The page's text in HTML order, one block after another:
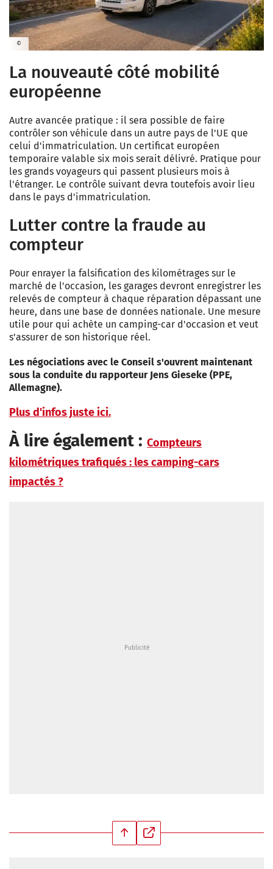
©
La nouveauté côté mobilité
européenne
Autre avancée pratique : il sera possible de faire
contrôler son véhicule dans un autre pays de l'UE que
celui d'immatriculation. Un certificat européen
temporaire valable six mois serait délivré. Pratique pour
les grands voyageurs qui passent plusieurs mois à
l'étranger. Le contrôle suivant devra toutefois avoir lieu
dans le pays d'immatriculation.
Lutter contre la fraude au
compteur
Pour enrayer la falsification des kilométrages sur le
marché de l'occasion, les garages devront enregistrer les
relevés de compteur à chaque réparation dépassant une
heure, dans une base de données nationale. Une mesure
utile pour qui achète un camping-car d'occasion et veut
s'assurer de son historique réel.
Les négociations avec le Conseil s'ouvrent maintenant
sous la conduite du rapporteur Jens Gieseke (PPE,
Allemagne).
Plus d'infos juste ici.
À lire également : Compteurs
kilométriques trafiqués : les camping-cars
impactés ?